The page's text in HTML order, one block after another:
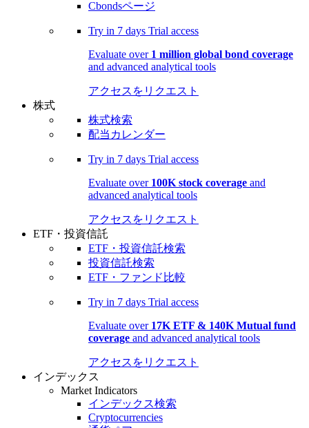
Cbondsページ
Try in 7 days Trial access
Evaluate over 1 million global bond coverage
and advanced analytical tools
アクセスをリクエスト
株式
株式検索
配当カレンダー
Try in 7 days Trial access
Evaluate over 100K stock coverage and
advanced analytical tools
アクセスをリクエスト
ETF・投資信託
ETF・投資信託検索
投資信託検索
ETF・ファンド比較
Try in 7 days Trial access
Evaluate over 17K ETF & 140K Mutual fund
coverage and advanced analytical tools
アクセスをリクエスト
インデックス
Market Indicators
インデックス検索
Cryptocurrencies